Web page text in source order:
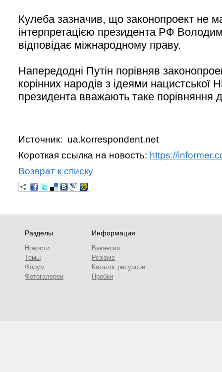
Кулеба зазначив, що законопроект не
інтерпретацією президента РФ
відповідає міжнародному праву.
Напередодні Путін порівняв
корінних народів з ідеями нацистської
президента вважають таке порівняння
Источник: ua.korrespondent.net
Короткая ссылка на новость: https://
Возврат к списку
Разделы
Новости
Темы
Форум
Фотогалереи
Информация
Вакансии
Резюме
Каталог ресурсов
Пробки